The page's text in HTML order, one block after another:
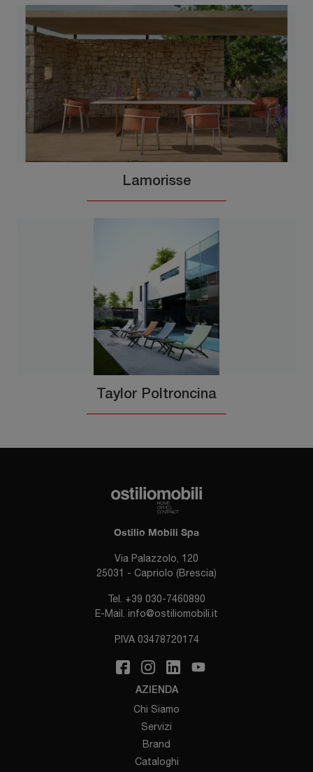
Lamorisse
Taylor Poltroncina
Ostilio Mobili Spa
Via Palazzolo, 120
25031 - Capriolo (Brescia)
Tel. +39 030-7460890
E-Mail. info@ostiliomobili.it
P.IVA 03478720174
AZIENDA
Chi Siamo
Servizi
Brand
Cataloghi